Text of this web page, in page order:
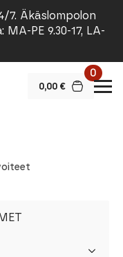
7. Äkäslompolon
PE 9.30-17, LA-
0,00 €
0